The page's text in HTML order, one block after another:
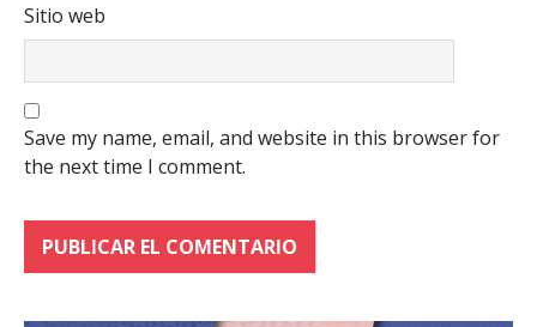
Sitio web
Save my name, email, and website in this browser for
the next time I comment.